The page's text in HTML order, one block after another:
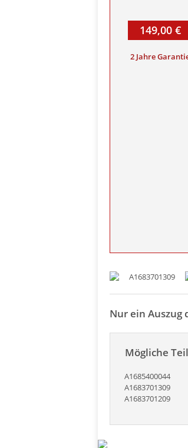
149,00 €
2 Jahre
Nur ein
Mögliche
A1685400044
A1683701309
A1683701209